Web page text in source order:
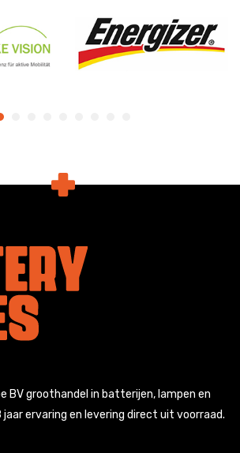
BV groothandel in batterijen, lampen en
jaar ervaring en levering direct uit voorraad.